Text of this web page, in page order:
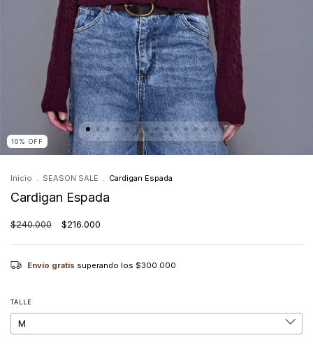
10% OFF
Inicio . SEASON SALE . Cardigan Espada
Cardigan Espada
$240.000 $216.000
Envío gratis superando los $300.000
TALLE